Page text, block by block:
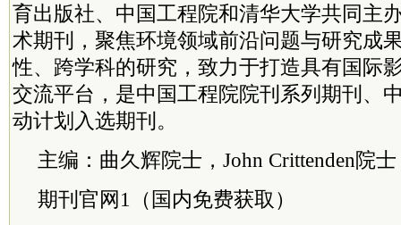
育出版社、中国工程院和清华大学共同主
术期刊，聚焦环境领域前沿问题与研究成
性、跨学科的研究，致力于打造具有国际
交流平台，是中国工程院院刊系列期刊、
动计划入选期刊。
主编：曲久辉院士 ，John Crittenden院士
期刊官网1（国内免费获取）